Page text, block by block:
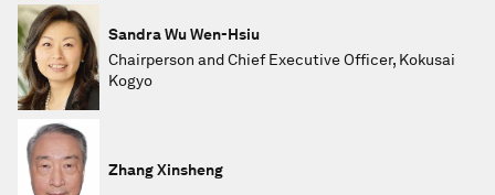
Sandra Wu Wen-Hsiu
Chairperson and Chief Executive Officer, Kokusai
Kogyo
Zhang Xinsheng